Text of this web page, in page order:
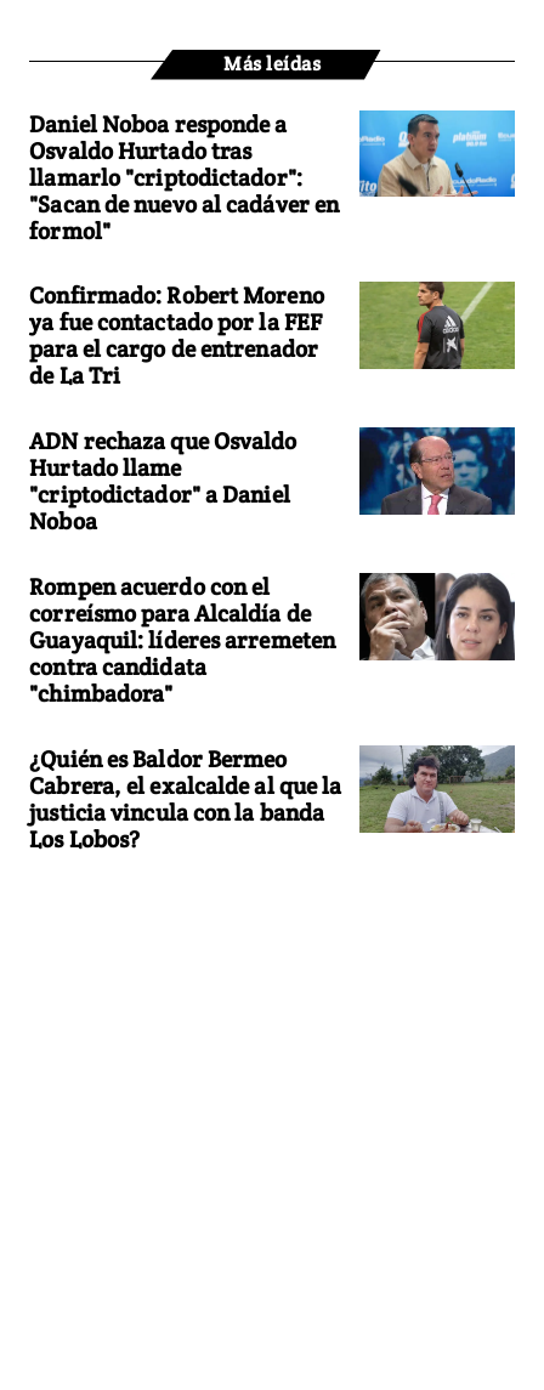
Más leídas
Daniel Noboa responde a
Osvaldo Hurtado tras
llamarlo "criptodictador":
"Sacan de nuevo al cadáver en
formol"
Confirmado: Robert Moreno
ya fue contactado por la FEF
para el cargo de entrenador
de La Tri
ADN rechaza que Osvaldo
Hurtado llame
"criptodictador" a Daniel
Noboa
Rompen acuerdo con el
correísmo para Alcaldía de
Guayaquil: líderes arremeten
contra candidata
"chimbadora"
¿Quién es Baldor Bermeo
Cabrera, el exalcalde al que la
justicia vincula con la banda
Los Lobos?